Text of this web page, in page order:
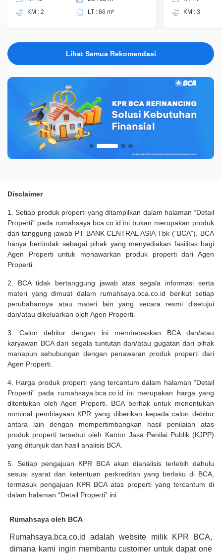
KM : 2
LT : 66 m²
KM : 3
Lihat Semua Rekomendasi
Disclaimer
1. Setiap produk properti yang ditampilkan dalam halaman “Detail
Properti" pada rumahsaya.bca.co.id ini bukan merupakan produk
dan tanggung jawab PT BANK CENTRAL ASIA Tbk (“BCA”). BCA
hanya bertindak sebagai pihak yang menyediakan fasilitas bagi
Agen Properti untuk menawarkan produk properti dari Agen
Properti.
2. BCA tidak bertanggung jawab atas segala informasi serta
materi yang dimuat dalam rumahsaya.bca.co.id berikut setiap
perubahannya atau materi lain yang secara resmi disetujui
dan/atau dikeluarkan oleh Agen Properti.
3. Calon debitur dengan ini membebaskan BCA dan/atau
karyawan BCA dari segala tuntutan dan/atau gugatan dari pihak
manapun sehubungan dengan penawaran produk properti dari
Agen Properti.
4. Harga produk properti yang tercantum dalam halaman “Detail
Properti” pada rumahsaya.bca.co.id ini merupakan harga yang
ditentukan oleh Agen Properti. BCA berhak untuk menentukan
nominal pembiayaan KPR yang diberikan kepada calon debitur
antara lain dengan mempertimbangkan hasil penilaian atas
produk properti tersebut oleh Kantor Jasa Penilai Publik (KJPP)
yang ditunjuk dan hasil analisis BCA.
5. Setiap pengajuan KPR BCA akan dianalisis terlebih dahulu
sesuai syarat dan ketentuan perkreditan yang berlaku di BCA,
termasuk pengajuan KPR BCA atas properti yang tercantum di
dalam halaman “Detail Properti” ini
Rumahsaya oleh BCA
Rumahsaya.bca.co.id adalah website milik KPR BCA,
dimana kami ingin membantu customer untuk dapat one